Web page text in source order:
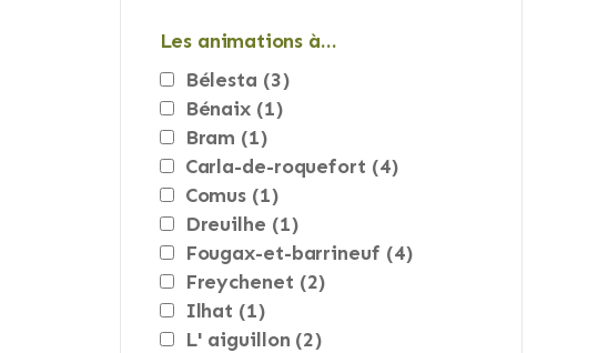
Les animations à…
bélesta (3)
bénaix (1)
bram (1)
carla-de-roquefort (4)
comus (1)
dreuilhe (1)
fougax-et-barrineuf (4)
freychenet (2)
ilhat (1)
l' aiguillon (2)